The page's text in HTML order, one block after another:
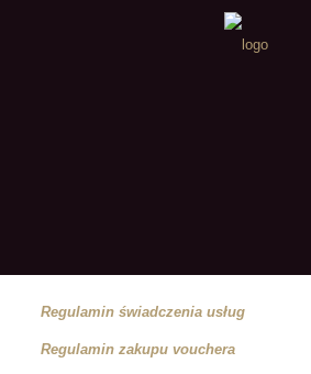
Regulamin świadczenia usług
Regulamin zakupu vouchera